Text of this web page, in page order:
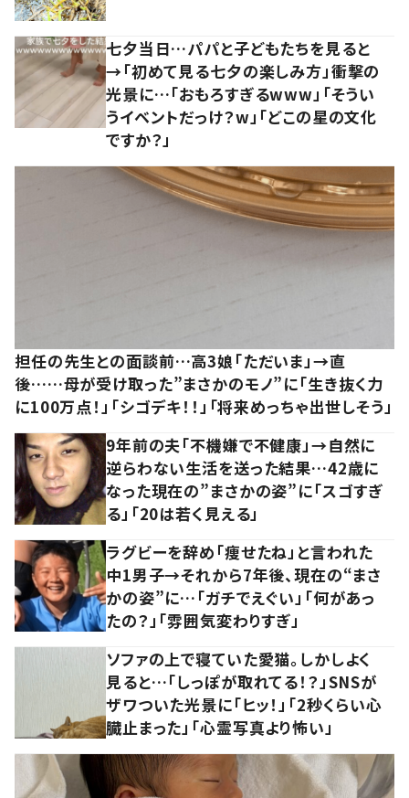
七夕当日…パパと子どもたちを見ると
→「初めて見る七夕の楽しみ方」衝撃の
光景に…「おもろすぎるwww」「そうい
うイベントだっけ？w」「どこの星の文化
ですか？」
担任の先生との面談前…高3娘「ただいま」→直
後……母が受け取った”まさかのモノ”に「生き抜く力
に100万点！」「シゴデキ！！」「将来めっちゃ出世しそう」
9年前の夫「不機嫌で不健康」→自然に
逆らわない生活を送った結果…42歳に
なった現在の”まさかの姿”に「スゴすぎ
る」「20は若く見える」
ラグビーを辞め「痩せたね」と言われた
中1男子→それから7年後、現在の“まさ
かの姿”に…「ガチでえぐい」「何があっ
たの？」「雰囲気変わりすぎ」
ソファの上で寝ていた愛猫。しかしよく
見ると…「しっぽが取れてる！？」SNSが
ザワついた光景に「ヒッ！」「2秒くらい心
臓止まった」「心霊写真より怖い」